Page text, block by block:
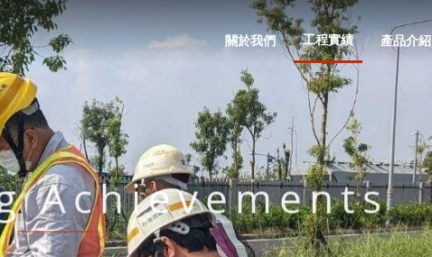
關於我們 工程實績 產品介紹
Achievements